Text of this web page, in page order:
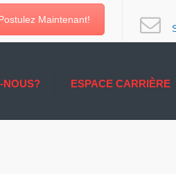
Maintenant!
NOUS? ESPACE CARRIÈRE